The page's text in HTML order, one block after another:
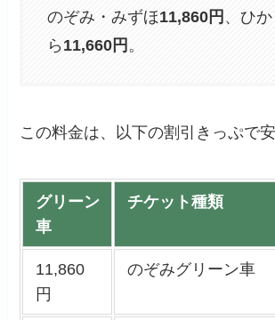
のぞみ・みずほ11,860円 、ひか
ら11,660円 。
この料金は、以下の割引きっぷで
グリーン
車
チケット種類
11,860
円
のぞみグリーン車